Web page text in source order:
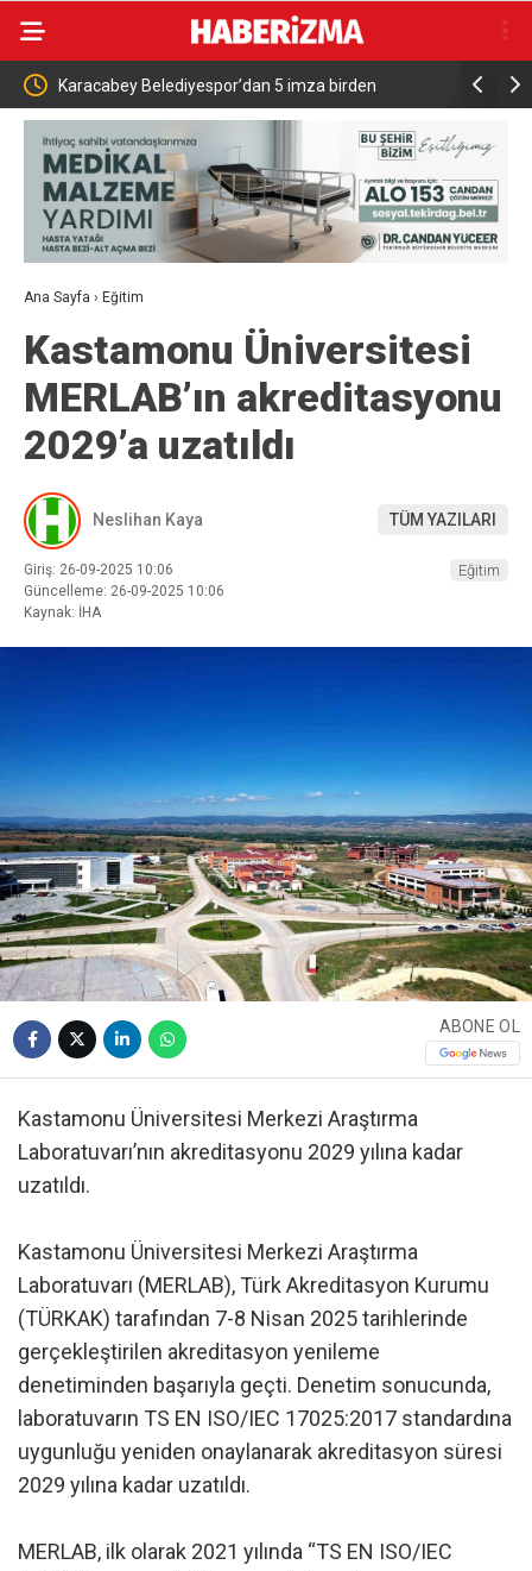
Karacabey Belediyespor’dan 5 imza birden KTÜ Millî
Ana Sayfa › Eğitim
Kastamonu Üniversitesi
MERLAB’ın akreditasyonu
2029’a uzatıldı
Neslihan Kaya TÜM YAZILARI
Giriş: 26-09-2025 10:06
Güncelleme: 26-09-2025 10:06
Kaynak: İHA
Eğitim
ABONE OL
Kastamonu Üniversitesi Merkezi Araştırma
Laboratuvarı’nın akreditasyonu 2029 yılına kadar
uzatıldı.
Kastamonu Üniversitesi Merkezi Araştırma
Laboratuvarı (MERLAB), Türk Akreditasyon Kurumu
(TÜRKAK) tarafından 7-8 Nisan 2025 tarihlerinde
gerçekleştirilen akreditasyon yenileme
denetiminden başarıyla geçti. Denetim sonucunda,
laboratuvarın TS EN ISO/IEC 17025:2017 standardına
uygunluğu yeniden onaylanarak akreditasyon süresi
2029 yılına kadar uzatıldı.
MERLAB, ilk olarak 2021 yılında “TS EN ISO/IEC